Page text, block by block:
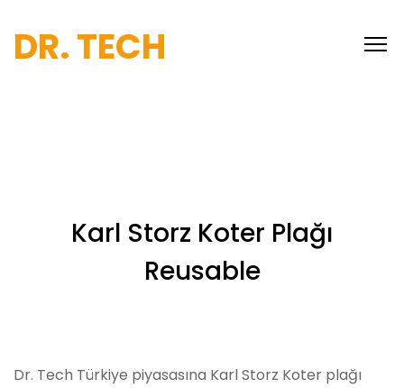
DR. TECH
Karl Storz Koter Plağı
Reusable
Dr. Tech Türkiye piyasasına Karl Storz Koter plağı